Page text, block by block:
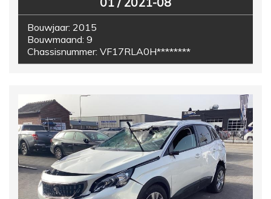
Bouwjaar: 2015
Bouwmaand: 9
Chassisnummer: VF17RLA0H********